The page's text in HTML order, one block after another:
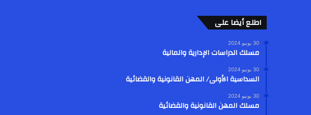
اطلع أيضا على
30 يونيو 2024
مسلك الدراسات الإدارية والمالية
30 يونيو 2024
السداسية الأولى/ المهن القانونية والقضائية
30 يونيو 2024
مسلك المهن القانونية والقضائية